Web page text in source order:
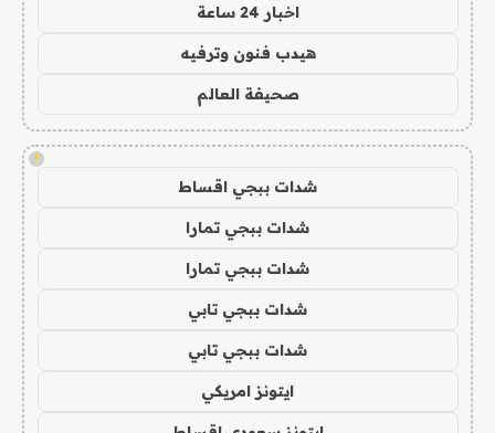
اخبار 24 ساعة
هيدب فنون وترفيه
صحيفة العالم
!
شدات ببجي اقساط
شدات ببجي تمارا
شدات ببجي تمارا
شدات ببجي تابي
شدات ببجي تابي
ايتونز امريكي